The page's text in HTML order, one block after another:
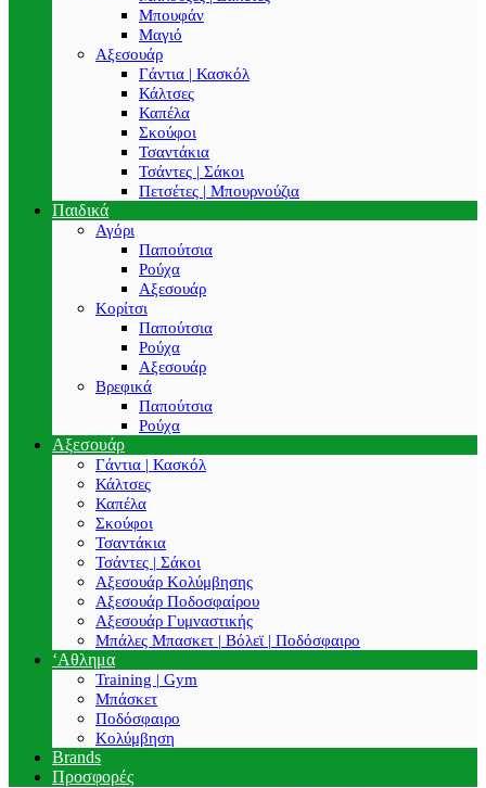
Μπουφάν
Μαγιό
Αξεσουάρ
Γάντια | Κασκόλ
Κάλτσες
Καπέλα
Σκούφοι
Τσαντάκια
Τσάντες | Σάκοι
Πετσέτες | Μπουρνούζια
Παιδικά
Αγόρι
Παπούτσια
Ρούχα
Αξεσουάρ
Κορίτσι
Παπούτσια
Ρούχα
Αξεσουάρ
Βρεφικά
Παπούτσια
Ρούχα
Αξεσουάρ
Γάντια | Κασκόλ
Κάλτσες
Καπέλα
Σκούφοι
Τσαντάκια
Τσάντες | Σάκοι
Αξεσουάρ Κολύμβησης
Αξεσουάρ Ποδοσφαίρου
Αξεσουάρ Γυμναστικής
Μπάλες Μπασκετ | Βόλεϊ | Ποδόσφαιρο
‘Αθλημα
Training | Gym
Μπάσκετ
Ποδόσφαιρο
Κολύμβηση
Brands
Προσφορές